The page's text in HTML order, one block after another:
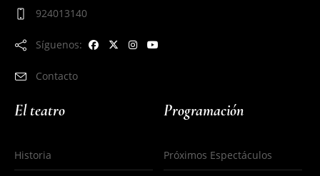
924013140
Síguenos:
Contacto
El teatro
Historia
Programación
Próximos Espectáculos